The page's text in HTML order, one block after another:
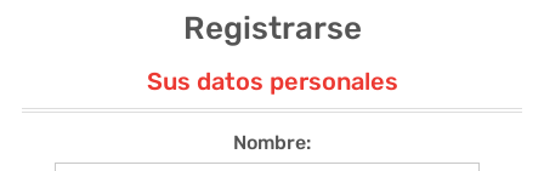
Registrarse
Sus datos personales
Nombre: